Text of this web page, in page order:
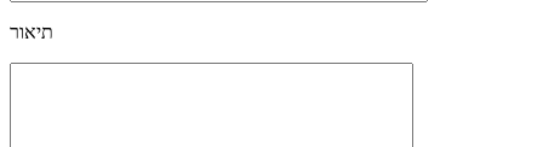
תיאור